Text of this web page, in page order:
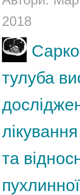
2018
тулуба
та